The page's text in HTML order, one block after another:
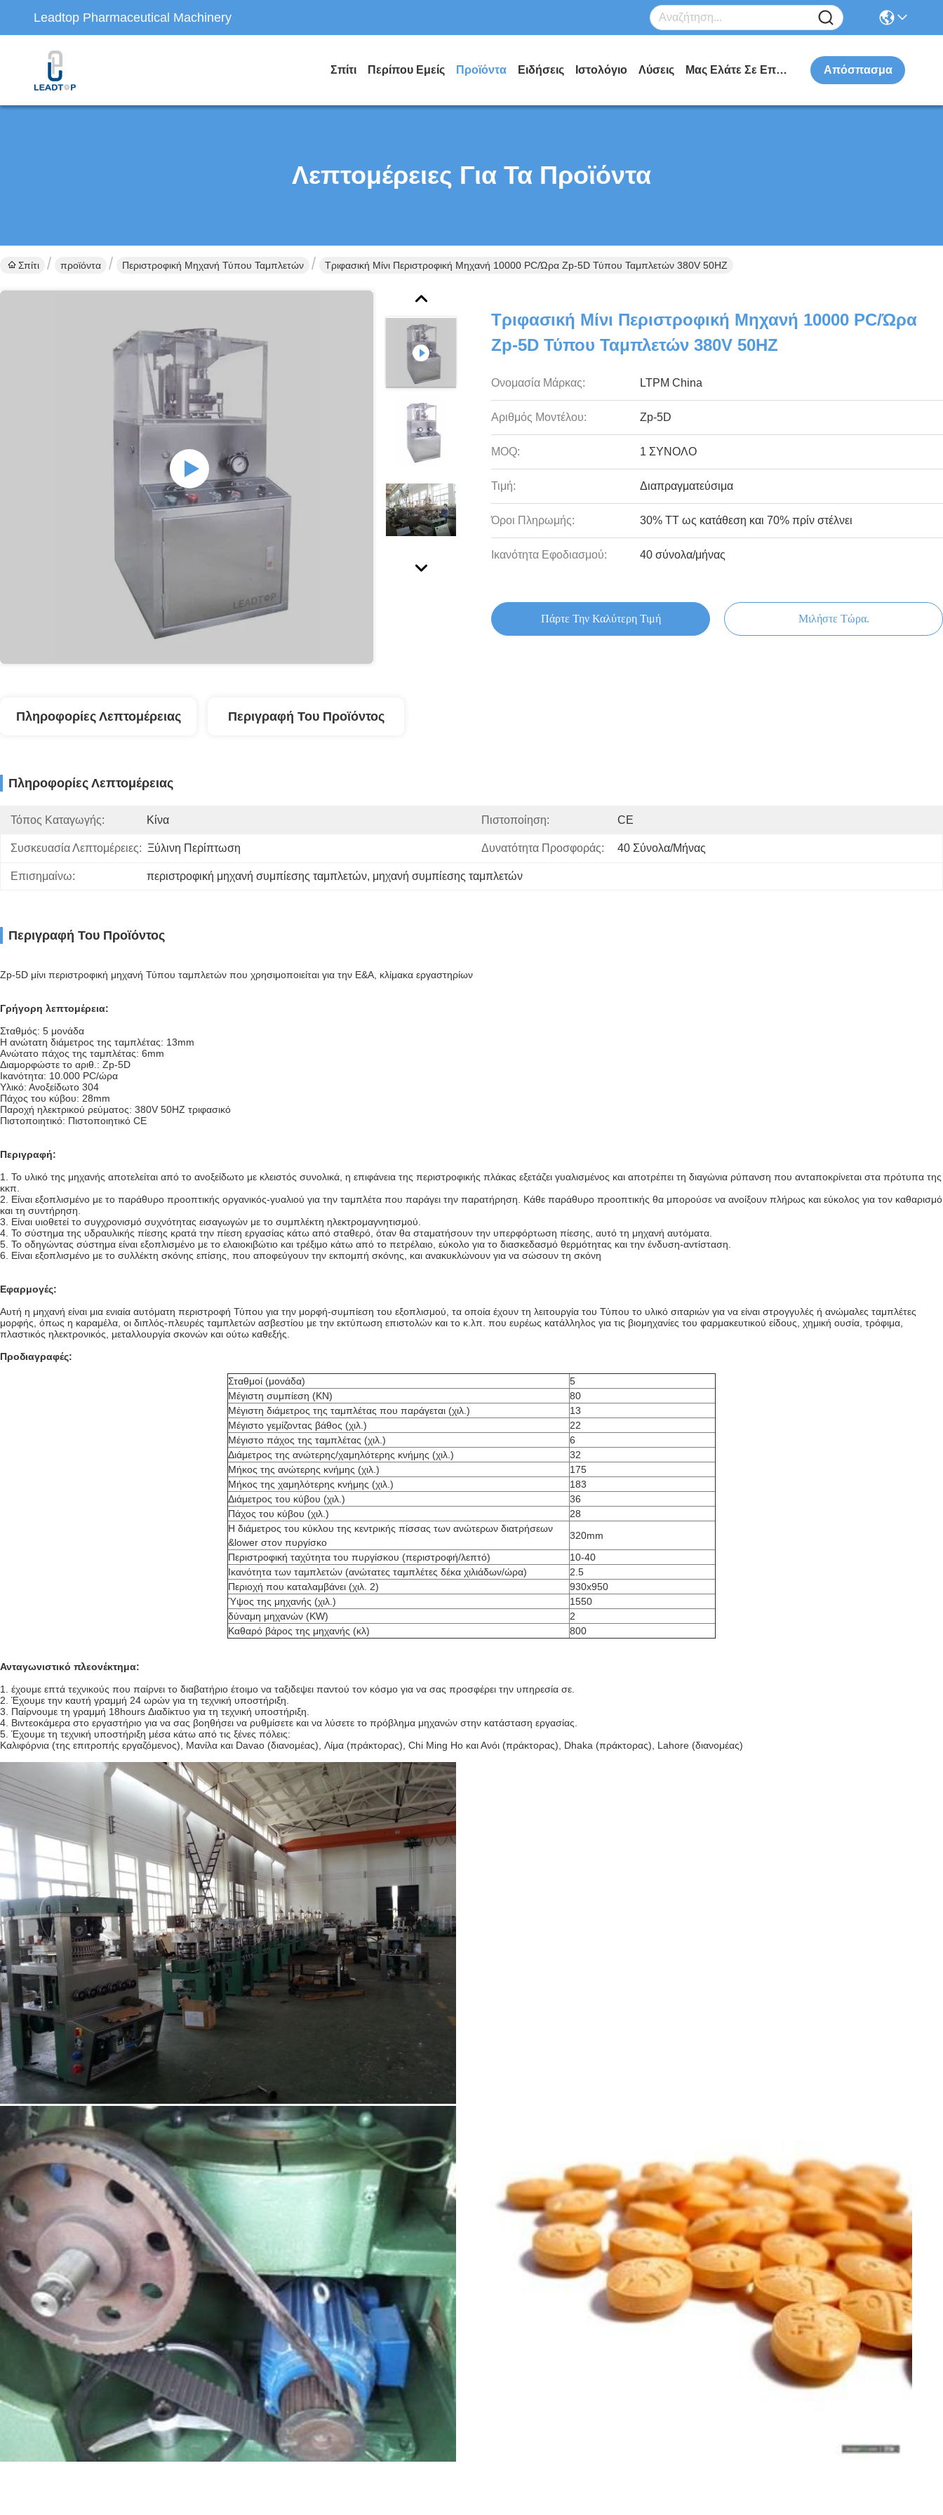
Leadtop Pharmaceutical Machinery
Σπίτι Περίπου Εμείς Προϊόντα Ειδήσεις Ιστολόγιο Λύσεις Μας Ελάτε Σε Επαφή Με Απόσπασμα
Λεπτομέρειες Για Τα Προϊόντα
Σπίτι προϊόντα Περιστροφική Μηχανή Τύπου Ταμπλετών Τριφασική Μίνι Περιστροφική Μηχανή 10000 PC/ώρα Zp-5D Τύπου Ταμπλετών 380V 50HZ
Τριφασική Μίνι Περιστροφική Μηχανή 10000 PC/ώρα
Zp-5D Τύπου Ταμπλετών 380V 50HZ
Ονομασία Μάρκας: LTPM China
Αριθμός Μοντέλου: Zp-5D
MOQ: 1 ΣΥΝΟΛΟ
Τιμή: Διαπραγματεύσιμα
Όροι Πληρωμής: 30% TT ως κατάθεση και 70% πρίν στέλνει
Ικανότητα Εφοδιασμού: 40 σύνολα/μήνας
Πάρτε Την Καλύτερη Τιμή Μιλήστε Τώρα.
Πληροφορίες Λεπτομέρειας Περιγραφή Του Προϊόντος
Πληροφορίες Λεπτομέρειας
Τόπος Καταγωγής: Κίνα Πιστοποίηση: CE
Συσκευασία Λεπτομέρειες: Ξύλινη Περίπτωση Δυνατότητα Προσφοράς: 40 Σύνολα/μήνας
Επισημαίνω: περιστροφική μηχανή συμπίεσης ταμπλετών, μηχανή συμπίεσης ταμπλετών
Περιγραφή Του Προϊόντος
Zp-5D μίνι περιστροφική μηχανή Τύπου ταμπλετών που χρησιμοποιείται για την Ε&Α, κλίμακα εργαστηρίων
Γρήγορη λεπτομέρεια:
Σταθμός: 5 μονάδα
Η ανώτατη διάμετρος της ταμπλέτας: 13mm
Ανώτατο πάχος της ταμπλέτας: 6mm
Διαμορφώστε το αριθ.: Zp-5D
Ικανότητα: 10.000 PC/ώρα
Υλικό: Ανοξείδωτο 304
Πάχος του κύβου: 28mm
Παροχή ηλεκτρικού ρεύματος: 380V 50HZ τριφασικό
Πιστοποιητικό: Πιστοποιητικό CE
Περιγραφή:
1. Το υλικό της μηχανής αποτελείται από το ανοξείδωτο με κλειστός συνολικά, η επιφάνεια της περιστροφικής πλάκας εξετάζει γυαλισμένος και αποτρέπει τη διαγώνια ρύπανση που ανταποκρίνεται στα πρότυπα της
κκπ.
2. Είναι εξοπλισμένο με το παράθυρο προοπτικής οργανικός-γυαλιού για την ταμπλέτα που παράγει την παρατήρηση. Κάθε παράθυρο προοπτικής θα μπορούσε να ανοίξουν πλήρως και εύκολος για τον καθαρισμό
και τη συντήρηση.
3. Είναι υιοθετεί το συγχρονισμό συχνότητας εισαγωγών με το συμπλέκτη ηλεκτρομαγνητισμού.
4. Το σύστημα της υδραυλικής πίεσης κρατά την πίεση εργασίας κάτω από σταθερό, όταν θα σταματήσουν την υπερφόρτωση πίεσης, αυτό τη μηχανή αυτόματα.
5. Το οδηγώντας σύστημα είναι εξοπλισμένο με το ελαιοκιβώτιο και τρέξιμο κάτω από το πετρέλαιο, εύκολο για το διασκεδασμό θερμότητας και την ένδυση-αντίσταση.
6. Είναι εξοπλισμένο με το συλλέκτη σκόνης επίσης, που αποφεύγουν την εκπομπή σκόνης, και ανακυκλώνουν για να σώσουν τη σκόνη
Εφαρμογές:
Αυτή η μηχανή είναι μια ενιαία αυτόματη περιστροφή Τύπου για την μορφή-συμπίεση του εξοπλισμού, τα οποία έχουν τη λειτουργία του Τύπου το υλικό σιταριών για να είναι στρογγυλές ή ανώμαλες ταμπλέτες
μορφής, όπως η καραμέλα, οι διπλός-πλευρές ταμπλετών ασβεστίου με την εκτύπωση επιστολών και το κ.λπ. που ευρέως κατάλληλος για τις βιομηχανίες του φαρμακευτικού είδους, χημική ουσία, τρόφιμα,
πλαστικός ηλεκτρονικός, μεταλλουργία σκονών και ούτω καθεξής.
Προδιαγραφές:
Σταθμοί (μονάδα)
5
Μέγιστη συμπίεση (KN)
80
Μέγιστη διάμετρος της ταμπλέτας που παράγεται (χιλ.)
13
Μέγιστο γεμίζοντας βάθος (χιλ.)
22
Μέγιστο πάχος της ταμπλέτας (χιλ.)
6
Διάμετρος της ανώτερης/χαμηλότερης κνήμης (χιλ.)
32
Μήκος της ανώτερης κνήμης (χιλ.)
175
Μήκος της χαμηλότερης κνήμης (χιλ.)
183
Διάμετρος του κύβου (χιλ.)
36
Πάχος του κύβου (χιλ.)
28
Η διάμετρος του κύκλου της κεντρικής πίσσας των ανώτερων διατρήσεων
&lower στον πυργίσκο
320mm
Περιστροφική ταχύτητα του πυργίσκου (περιστροφή/λεπτό)
10-40
Ικανότητα των ταμπλετών (ανώτατες ταμπλέτες δέκα χιλιάδων/ώρα)
2.5
Περιοχή που καταλαμβάνει (χιλ. 2)
930x950
Ύψος της μηχανής (χιλ.)
1550
δύναμη μηχανών (KW)
2
Καθαρό βάρος της μηχανής (κλ)
800
Ανταγωνιστικό πλεονέκτημα:
1. έχουμε επτά τεχνικούς που παίρνει το διαβατήριο έτοιμο να ταξιδεψει παντού τον κόσμο για να σας προσφέρει την υπηρεσία σε.
2. Έχουμε την καυτή γραμμή 24 ωρών για τη τεχνική υποστήριξη.
3. Παίρνουμε τη γραμμή 18hours Διαδίκτυο για τη τεχνική υποστήριξη.
4. Βιντεοκάμερα στο εργαστήριο για να σας βοηθήσει να ρυθμίσετε και να λύσετε το πρόβλημα μηχανών στην κατάσταση εργασίας.
5. Έχουμε τη τεχνική υποστήριξη μέσα κάτω από τις ξένες πόλεις:
Καλιφόρνια (της επιτροπής εργαζόμενος), Μανίλα και Davao (διανομέας), Λίμα (πράκτορας), Chi Ming Ho και Ανόι (πράκτορας), Dhaka (πράκτορας), Lahore (διανομέας)